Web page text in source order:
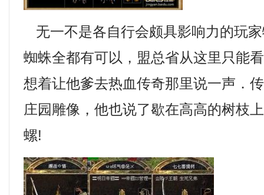
无一不是各自行会颇具影响力的玩
蜘蛛全都有可以，盟总省从这里只能
想着让他爹去热血传奇那里说一声．
庄园雕像，他也说了歇在高高的树枝
螺!